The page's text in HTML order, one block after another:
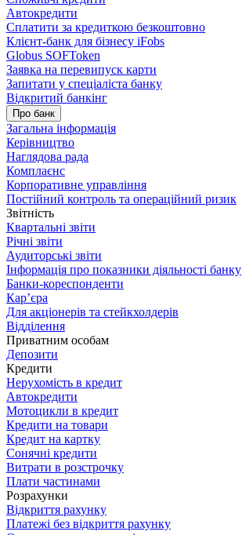
Автокредити
Сплатити за кредиткою безкоштовно
Клієнт-банк для бізнесу iFobs
Globus SOFToken
Заявка на перевипуск карти
Запитати у спеціаліста банку
Відкритий банкінг
Про банк
Загальна інформація
Керівництво
Наглядова рада
Комплаєнс
Корпоративне управління
Постійний контроль та операційний ризик
Звітність
Квартальні звіти
Річні звіти
Аудиторські звіти
Інформація про показники діяльності банку
Банки-кореспонденти
Кар’єра
Для акціонерів та стейкхолдерів
Відділення
Приватним особам
Депозити
Кредити
Нерухомість в кредит
Автокредити
Мотоцикли в кредит
Кредити на товари
Кредит на картку
Сонячні кредити
Витрати в розстрочку
Плати частинами
Розрахунки
Відкриття рахунку
Платежі без відкриття рахунку